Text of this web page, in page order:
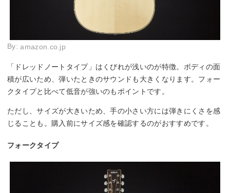
By:amazon.co.jp
「ドレッドノートタイプ」はくびれが浅いのが特徴。ボディの面
積が広いため、弾いたときのサウンドも大きくなります。フォー
クタイプと比べて低音が強いのもポイントです。
ただし、サイズが大きいため、手の小さい方には弾きにくさを感
じることも。購入前にサイズ感を確認するのがおすすめです。
フォークタイプ